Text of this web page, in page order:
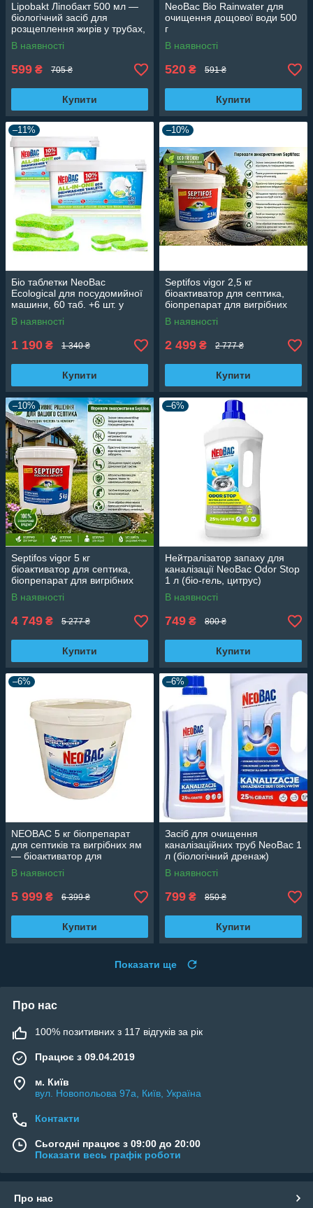
Lipobakt Ліпобакт 500 мл —
біологічний засіб для
розщеплення жирів у трубах,
септиках і жироуловлювачах
В наявності
599 ₴ 705 ₴
Купити
NeoBac Bio Rainwater для
очищення дощової води 500
г
В наявності
520 ₴ 591 ₴
Купити
–11%
Біо таблетки NeoBac
Ecological для посудомийної
машини, 60 таб. +6 шт. у
подарунок
В наявності
1 190 ₴ 1 340 ₴
Купити
–10%
Septifos vigor 2,5 кг
біоактиватор для септика,
біопрепарат для вигрібних
ям і туалетів
В наявності
2 499 ₴ 2 777 ₴
Купити
–10%
Septifos vigor 5 кг
біоактиватор для септика,
біопрепарат для вигрібних
ям і туалетів
В наявності
4 749 ₴ 5 277 ₴
Купити
–6%
Нейтралізатор запаху для
каналізації NeoBac Odor Stop
1 л (біо-гель, цитрус)
В наявності
749 ₴ 800 ₴
Купити
–6%
NEOBAC 5 кг біопрепарат
для септиків та вигрібних ям
— біоактиватор для
очищення стічних вод та
туалетів
В наявності
5 999 ₴ 6 399 ₴
Купити
–6%
Засіб для очищення
каналізаційних труб NeoBac 1
л (біологічний дренаж)
В наявності
799 ₴ 850 ₴
Купити
Показати ще
Про нас
100% позитивних з 117 відгуків за рік
Працює з 09.04.2019
м. Київ
вул. Новопольова 97а, Київ, Україна
Контакти
Сьогодні працює з 09:00 до 20:00
Показати весь графік роботи
Про нас